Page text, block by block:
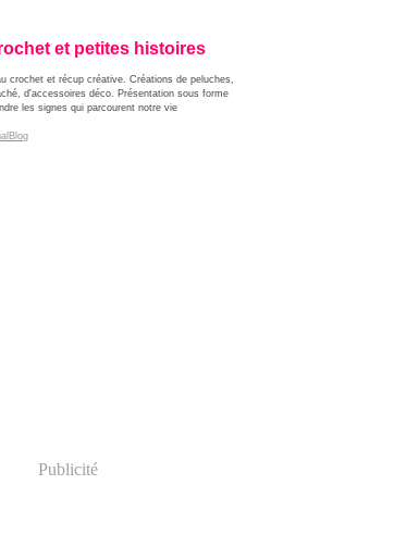
et petites histoires
crochet et récup créative. Créations de peluches,
d'accessoires déco. Présentation sous forme
les signes qui parcourent notre vie
Publicité